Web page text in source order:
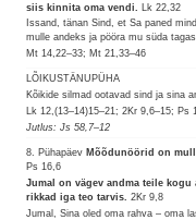
siis kinnita oma vendi.
Lk 22,32
Issand, tänan Sind, et Sa paned
mulle andeks ja pööra mu süda
Mt 14,22–33; Mt 21,33–46
LÕIKUSTÄNUPÜHA
Kõikide silmad ootavad sind ja sina
Lk 12,(13–14)15–21; 2Kr 9,6–15; Ps
Jutlus: Js 58,7–12
8. Pühapäev Mõõdunöörid on
Ps 16,6
Jumal on vägev andma teile
rikkad iga teo tarvis.2Kr 9,8
Jumal, Sina oled oma rahva – oma